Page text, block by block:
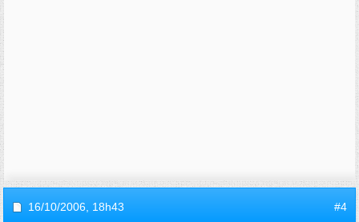
16/10/2006, 18h43 #4